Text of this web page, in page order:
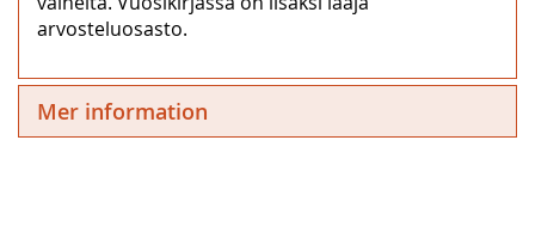
arvosteluosasto.
Mer information